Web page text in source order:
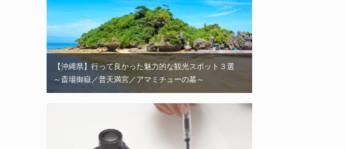
【沖縄県】行って良かった魅力的な観光スポット３選
～斎場御嶽／普天満宮／アマミチューの墓～